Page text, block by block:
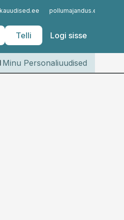
pollumajandus.ee
Telli Logi sisse
Iseteenindus
Personaliuudised
Minu Personaliuudised